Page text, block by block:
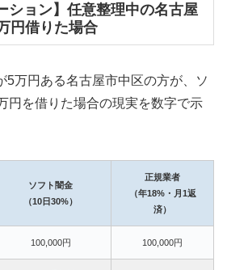
ション】任意整理中の名古屋
円借りた場合
5万円ある名古屋市中区の方が、ソ
円を借りた場合の現実を数字で示
ソフト闇金
（10日30%）
正規業者
（年18%・月1返
済）
100,000円 100,000円